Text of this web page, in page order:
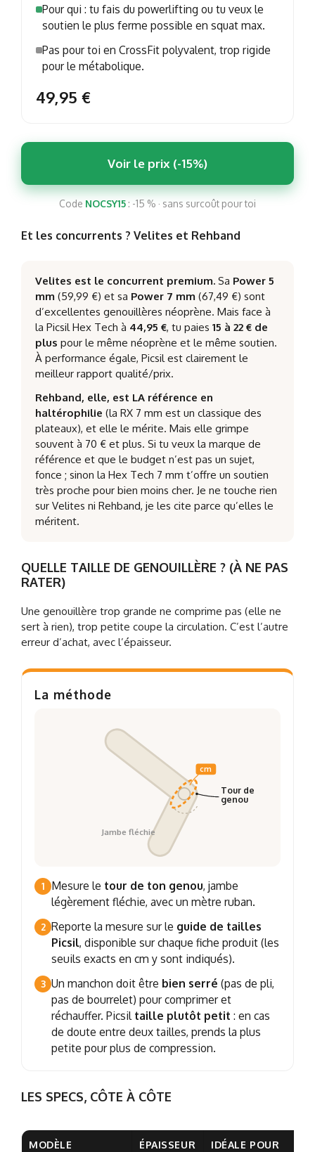
Pour qui : tu fais du powerlifting ou tu veux le
soutien le plus ferme possible en squat max.
Pas pour toi en CrossFit polyvalent, trop rigide
pour le métabolique.
49,95 €
Voir le prix (-15%)
Code NOCSY15 : -15 % · sans surcoût pour toi
Et les concurrents ? Velites et Rehband
Velites est le concurrent premium. Sa Power 5
mm (59,99 €) et sa Power 7 mm (67,49 €) sont
d’excellentes genouillères néoprène. Mais face à
la Picsil Hex Tech à 44,95 €, tu paies 15 à 22 € de
plus pour le même néoprène et le même soutien.
À performance égale, Picsil est clairement le
meilleur rapport qualité/prix.
Rehband, elle, est LA référence en
haltérophilie (la RX 7 mm est un classique des
plateaux), et elle le mérite. Mais elle grimpe
souvent à 70 € et plus. Si tu veux la marque de
référence et que le budget n’est pas un sujet,
fonce ; sinon la Hex Tech 7 mm t’offre un soutien
très proche pour bien moins cher. Je ne touche rien
sur Velites ni Rehband, je les cite parce qu’elles le
méritent.
QUELLE TAILLE DE GENOUILLÈRE ? (À NE PAS
RATER)
Une genouillère trop grande ne comprime pas (elle ne
sert à rien), trop petite coupe la circulation. C’est l’autre
erreur d’achat, avec l’épaisseur.
La méthode
cm
Tour de
genou
Jambe fléchie
1 Mesure le tour de ton genou, jambe
légèrement fléchie, avec un mètre ruban.
2 Reporte la mesure sur le guide de tailles
Picsil, disponible sur chaque fiche produit (les
seuils exacts en cm y sont indiqués).
3 Un manchon doit être bien serré (pas de pli,
pas de bourrelet) pour comprimer et
réchauffer. Picsil taille plutôt petit : en cas
de doute entre deux tailles, prends la plus
petite pour plus de compression.
LES SPECS, CÔTE À CÔTE
MODÈLE ÉPAISSEUR IDÉALE POUR